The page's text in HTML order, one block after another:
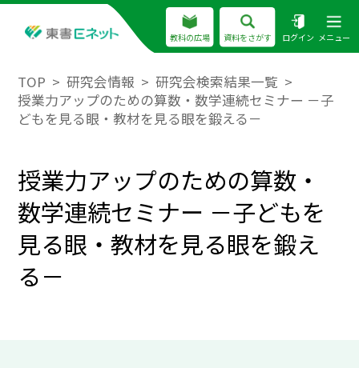
教科の広場 資料をさがす ログイン メニュー
TOP 研究会情報
研究会検索結果一覧
授業力アップのための算数・数学連続セミナー －子
どもを見る眼・教材を見る眼を鍛える－
授業力アップのための算数・
数学連続セミナー －子どもを
見る眼・教材を見る眼を鍛え
る－